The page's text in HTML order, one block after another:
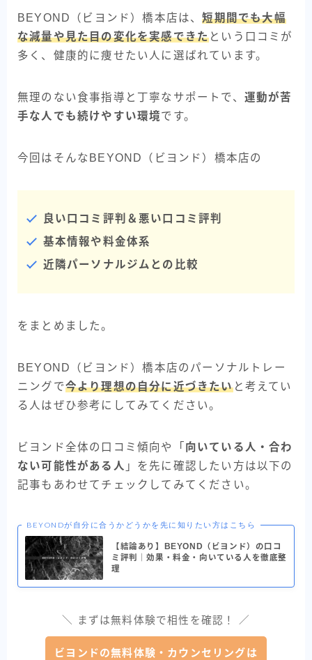
BEYOND（ビヨンド）橋本店は、短期間でも大幅
な減量や見た目の変化を実感できたという口コミが
多く、健康的に痩せたい人に選ばれています。
無理のない食事指導と丁寧なサポートで、 運動が苦
手な人でも続けやすい環境です。
今回はそんなBEYOND（ビヨンド）橋本店の
良い口コミ評判＆悪い口コミ評判
基本情報や料金体系
近隣パーソナルジムとの比較
をまとめました。
BEYOND（ビヨンド）橋本店のパーソナルトレー
ニングで今より理想の自分に近づきたいと考えてい
る人はぜひ参考にしてみてください。
ビヨンド全体の口コミ傾向や「 向いている人・合わ
ない可能性がある人 」を先に確認したい方は以下の
記事もあわせてチェックしてみてください。
BEYONDが自分に合うかどうかを先に知りたい方はこちら
【結論あり】BEYOND（ビヨンド）の口コ
ミ評判｜効果・料金・向いている人を徹底整
理
＼ まずは無料体験で相性を確認！ ／
ビヨンドの無料体験・カウンセリングは